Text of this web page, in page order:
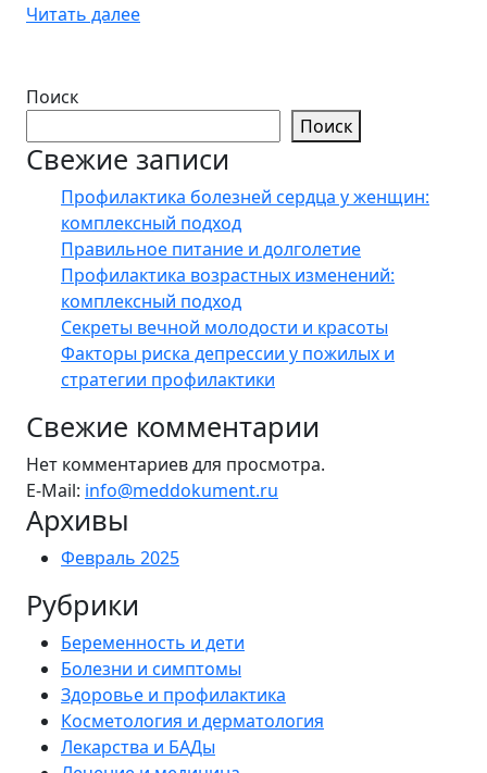
Читать далее
Поиск
Поиск
Свежие записи
Профилактика болезней сердца у женщин:
комплексный подход
Правильное питание и долголетие
Профилактика возрастных изменений:
комплексный подход
Секреты вечной молодости и красоты
Факторы риска депрессии у пожилых и
стратегии профилактики
Свежие комментарии
Нет комментариев для просмотра.
E-Mail: info@meddokument.ru
Архивы
Февраль 2025
Рубрики
Беременность и дети
Болезни и симптомы
Здоровье и профилактика
Косметология и дерматология
Лекарства и БАДы